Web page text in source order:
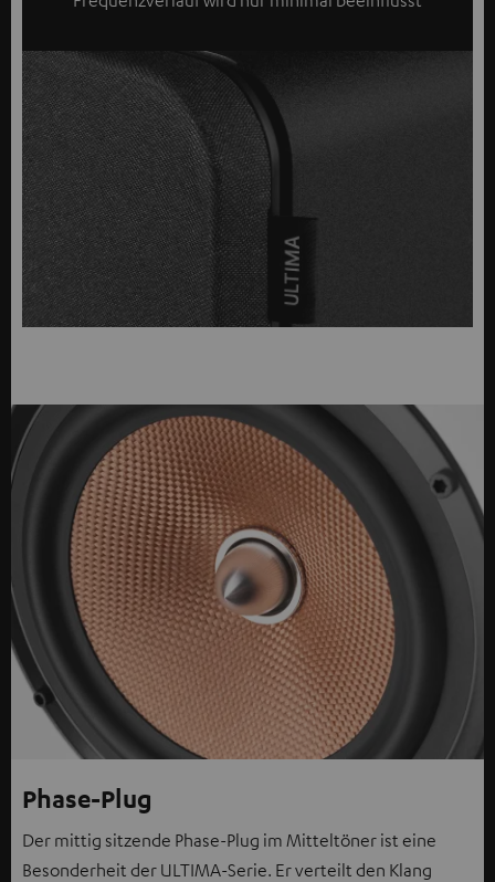
Phase-Plug
Der mittig sitzende Phase-Plug im Mitteltöner ist eine
Besonderheit der ULTIMA-Serie. Er verteilt den Klang